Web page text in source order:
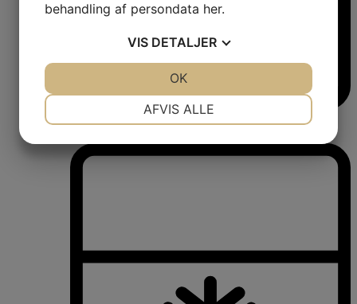
Vinkøleskabe
behandling af persondata her.
VIS DETALJER
MARKETING STATISTIK
AFVIS ALLE
OK